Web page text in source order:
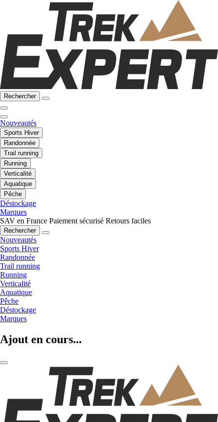
Rechercher
Nouveautés
Sports Hiver
Randonnée
Trail running
Running
Verticalité
Aquatique
Pêche
Déstockage
Marques
SAV en France Paiement sécurisé Retours faciles
Rechercher
Nouveautés
Sports Hiver
Randonnée
Trail running
Running
Verticalité
Aquatique
Pêche
Déstockage
Marques
Ajout en cours...